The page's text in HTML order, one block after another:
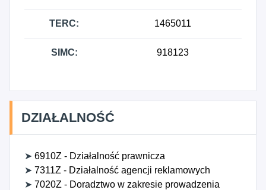
TERC: 1465011
SIMC: 918123
DZIAŁALNOŚĆ
➤ 6910Z - Działalność prawnicza
➤ 7311Z - Działalność agencji reklamowych
➤ 7020Z - Doradztwo w zakresie prowadzenia